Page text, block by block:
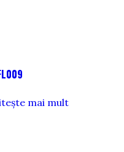
mai mult